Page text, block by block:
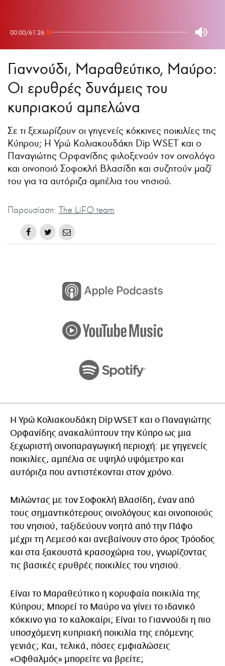
Γιαννούδι, Μαραθεύτικο, Μαύρο:
Οι ερυθρές δυνάμεις του
κυπριακού αμπελώνα
Σε τι ξεχωρίζουν οι γηγενείς κόκκινες ποικιλίες της
Κύπρου; Η Υρώ Κολιακουδάκη Dip WSET και ο
Παναγιώτης Ορφανίδης φιλοξενούν τον οινολόγο
και οινοποιό Σοφοκλή Βλασίδη και συζητούν μαζί
του για τα αυτόριζα αμπέλια του νησιού.
00:00/61:26
Παρουσίαση: The LiFO team
Η Υρώ Κολιακουδάκη Dip WSET και ο Παναγιώτης
Ορφανίδης ανακαλύπτουν την Κύπρο ως μια
ξεχωριστή οινοπαραγωγική περιοχή: με γηγενείς
ποικιλίες, αμπέλια σε υψηλό υψόμετρο και
αυτόριζα που αντιστέκονται στον χρόνο.
Μιλώντας με τον Σοφοκλή Βλασίδη, έναν από
τους σημαντικότερους οινολόγους και οινοποιούς
του νησιού, ταξιδεύουν νοητά από την Πάφο
μέχρι τη Λεμεσό και ανεβαίνουν στο όρος Τρόοδος
και στα ξακουστά κρασοχώρια του, γνωρίζοντας
τις βασικές ερυθρές ποικιλίες του νησιού.
Είναι το Μαραθεύτικο η κορυφαία ποικιλία της
Κύπρου; Μπορεί το Μαύρο να γίνει το ιδανικό
κόκκινο για το καλοκαίρι; Είναι το Γιαννούδι η πιο
υποσχόμενη κυπριακή ποικιλία της επόμενης
γενιάς; Και, τελικά, πόσες εμφιαλώσεις
«Οφθαλμός» μπορείτε να βρείτε;